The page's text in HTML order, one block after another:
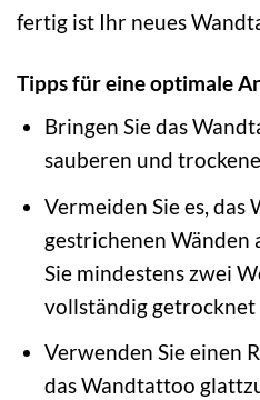
fertig ist Ihr neues
Tipps für eine optimale
Bringen Sie das
sauberen und
Vermeiden Sie es,
gestrichenen Wänden
Sie mindestens zwei
vollständig getrocknet
Verwenden Sie einen
das Wandtattoo